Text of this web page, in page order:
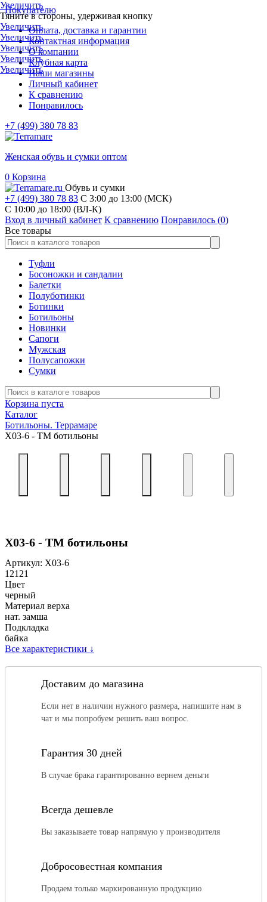
Покупателю
Оплата, доставка и гарантии
Контактная информация
О компании
Клубная карта
Наши магазины
Личный кабинет
К сравнению
Понравилось
+7 (499) 380 78 83
Женская обувь и сумки оптом
0 Корзина
Обувь и сумки
+7 (499) 380 78 83 С 3:00 до 13:00 (МСК)
C 10:00 до 18:00 (ВЛ-К)
Вход в личный кабинет К сравнению Понравилось (0)
Все товары
Туфли
Босоножки и сандалии
Балетки
Полуботинки
Ботинки
Ботильоны
Новинки
Сапоги
Мужская
Полусапожки
Сумки
Корзина пуста
Каталог
Ботильоны. Террамаре
Х03-6 - ТМ ботильоны
Увеличить
Тяните в стороны, удерживая кнопку
Увеличить
Увеличить
Увеличить
Увеличить
Увеличить
Х03-6 - ТМ ботильоны
Артикул: Х03-6
12121
Цвет
черный
Материал верха
нат. замша
Подкладка
байка
Все характеристики ↓
Доставим до магазина
Если нет в наличии нужного размера, напишите нам в
чат и мы попробуем решить ваш вопрос.
Гарантия 30 дней
В случае брака гарантированно вернем деньги
Всегда дешевле
Вы заказываете товар напрямую у производителя
Добросовестная компания
Продаем только маркированную продукцию